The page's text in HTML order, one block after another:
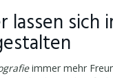
lassen sich
immer mehr